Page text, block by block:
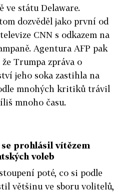
ve státu Delaware.
dozvěděl jako první od
CNN s odkazem na
Agentura AFP pak
Trumpa zpráva o
jeho soka zastihla na
mnohých kritiků trávil
mnoho času.
prohlásil vítězem
voleb
poté, co si podle
většinu ve sboru volitelů,